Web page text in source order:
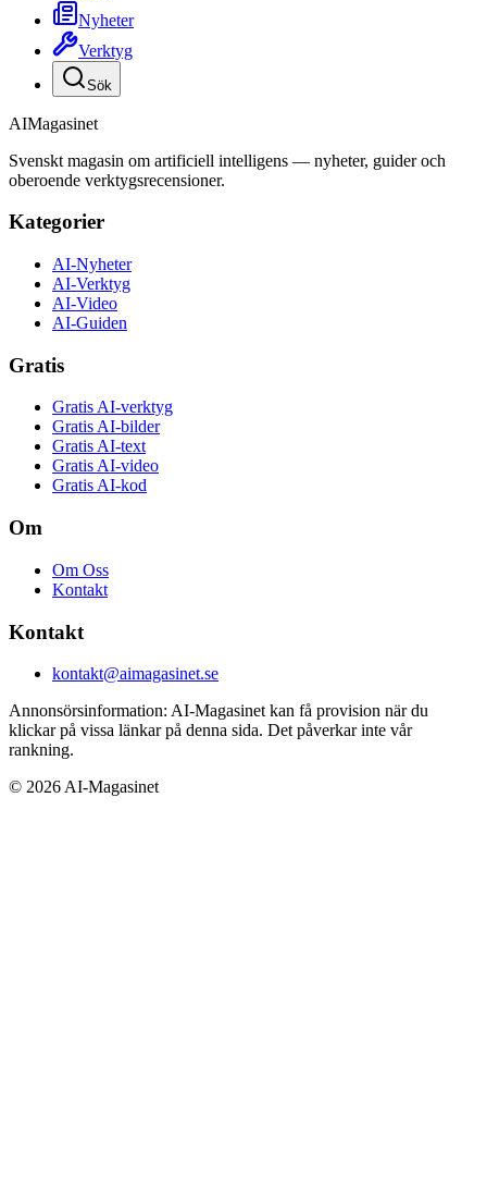
Nyheter
Verktyg
Sök
AIMagasinet
Svenskt magasin om artificiell intelligens — nyheter, guider och
oberoende verktygsrecensioner.
Kategorier
AI-Nyheter
AI-Verktyg
AI-Video
AI-Guiden
Gratis
Gratis AI-verktyg
Gratis AI-bilder
Gratis AI-text
Gratis AI-video
Gratis AI-kod
Om
Om Oss
Kontakt
Kontakt
kontakt@aimagasinet.se
Annonsörsinformation: AI-Magasinet kan få provision när du
klickar på vissa länkar på denna sida. Det påverkar inte vår
rankning.
© 2026 AI-Magasinet